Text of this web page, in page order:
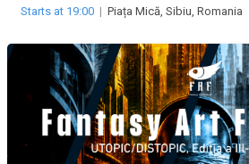
Starts at 19:00 | Piața Mică, Sibiu, Romania